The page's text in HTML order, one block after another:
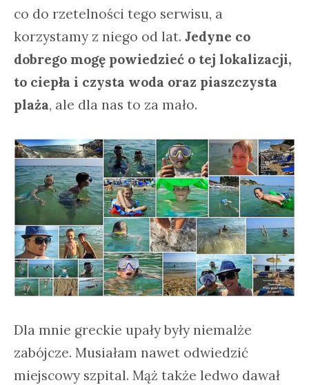
co do rzetelności tego serwisu, a
korzystamy z niego od lat. Jedyne co
dobrego mogę powiedzieć o tej lokalizacji,
to ciepła i czysta woda oraz piaszczysta
plaża, ale dla nas to za mało.
Dla mnie greckie upały były niemalże
zabójcze. Musiałam nawet odwiedzić
miejscowy szpital. Mąż także ledwo dawał